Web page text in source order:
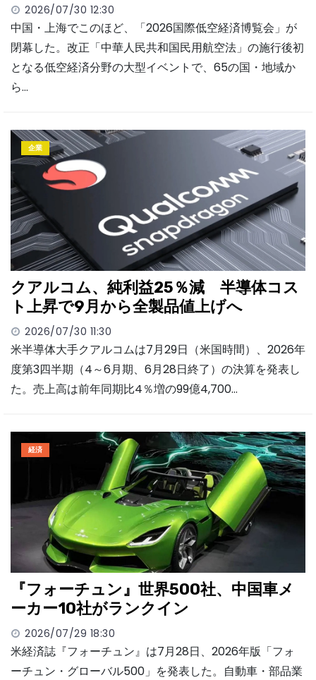
2026/07/30 12:30
中国・上海でこのほど、「2026国際低空経済博覧会」が
閉幕した。改正「中華人民共和国民用航空法」の施行後初
となる低空経済分野の大型イベントで、65の国・地域か
ら…
企業
クアルコム、純利益25％減 半導体コス
ト上昇で9月から全製品値上げへ
2026/07/30 11:30
米半導体大手クアルコムは7月29日（米国時間）、2026年
度第3四半期（4～6月期、6月28日終了）の決算を発表し
た。売上高は前年同期比4％増の99億4,700…
経済
『フォーチュン』世界500社、中国車メ
ーカー10社がランクイン
2026/07/29 18:30
米経済誌『フォーチュン』は7月28日、2026年版「フォ
ーチュン・グローバル500」を発表した。自動車・部品業